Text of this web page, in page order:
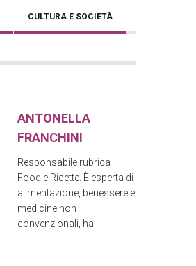
CULTURA E SOCIETÀ
ANTONELLA
FRANCHINI
Responsabile rubrica
Food e Ricette. È esperta di
alimentazione, benessere e
medicine non
convenzionali, ha...